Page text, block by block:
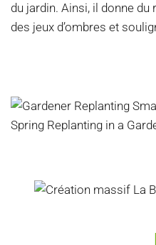
du jardin. Ainsi, il donne
des jeux d’ombres et